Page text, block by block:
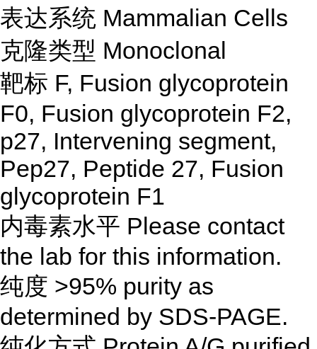
表达系统 Mammalian Cells
克隆类型 Monoclonal
靶标 F, Fusion glycoprotein
F0, Fusion glycoprotein F2,
p27, Intervening segment,
Pep27, Peptide 27, Fusion
glycoprotein F1
内毒素水平 Please contact
the lab for this information.
纯度 >95% purity as
determined by SDS-PAGE.